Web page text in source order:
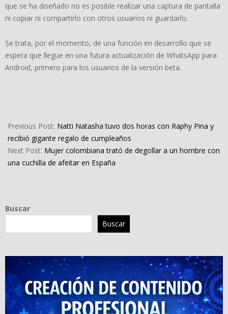
que se ha diseñado no es posible realizar una captura de pantalla
ni copiar ni compartirlo con otros usuarios ni guardarlo.
Se trata, por el momento, de una función en desarrollo que se
espera que llegue en una futura actualización de WhatsApp para
Android, primero para los usuarios de la versión beta.
12-
13
Previous Post: Natti Natasha tuvo dos horas con Raphy Pina y
recibió gigante regalo de cumpleaños
Next Post: Mujer colombiana trató de degollar a un hombre con
una cuchilla de afeitar en España
Buscar
Buscar